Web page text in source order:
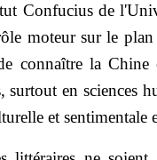
Confucius de
moteur sur le plan
connaître la
surtout en sciences
et sentimentale